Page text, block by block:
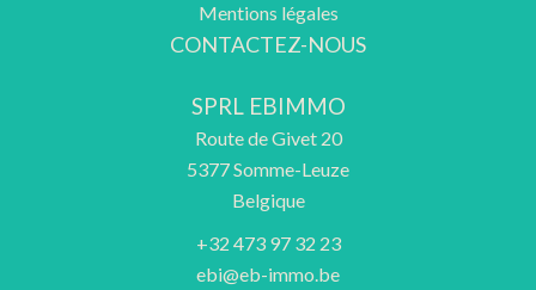
Mentions légales
CONTACTEZ-NOUS
SPRL EBIMMO
Route de Givet 20
5377Somme-Leuze
Belgique
+32 473 97 32 23
ebi@eb-immo.be